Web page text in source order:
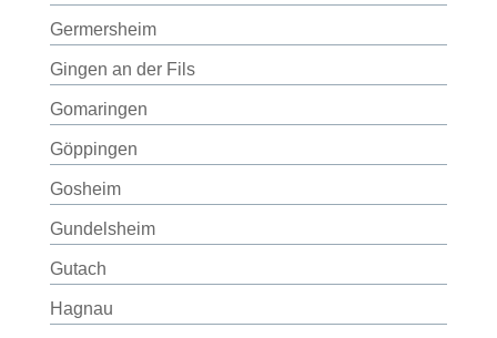
Germersheim
Gingen an der Fils
Gomaringen
Göppingen
Gosheim
Gundelsheim
Gutach
Hagnau